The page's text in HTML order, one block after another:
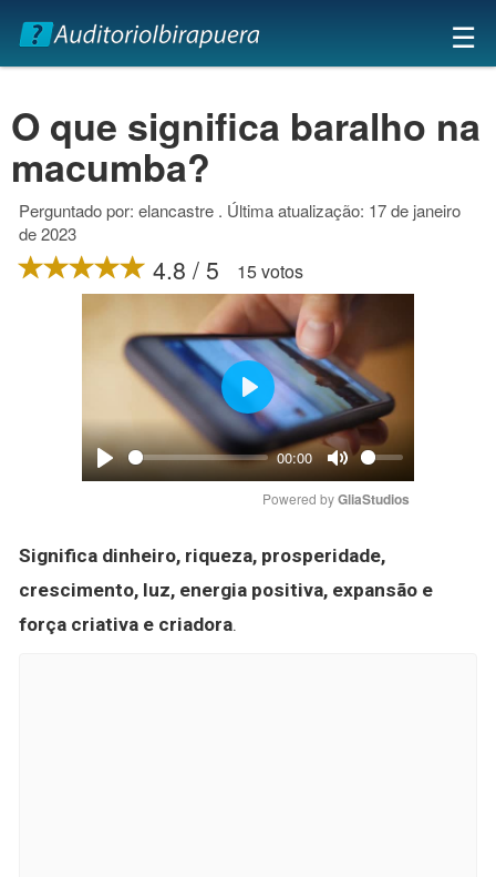
×
☰
O que significa baralho na
macumba?
Perguntado por: elancastre . Última atualização: 17 de janeiro
de 2023
4.8 / 5 15 votos
Play
00:00
Mute
Play
Powered by GliaStudios
Significa dinheiro, riqueza, prosperidade,
crescimento, luz, energia positiva, expansão e
força criativa e criadora.